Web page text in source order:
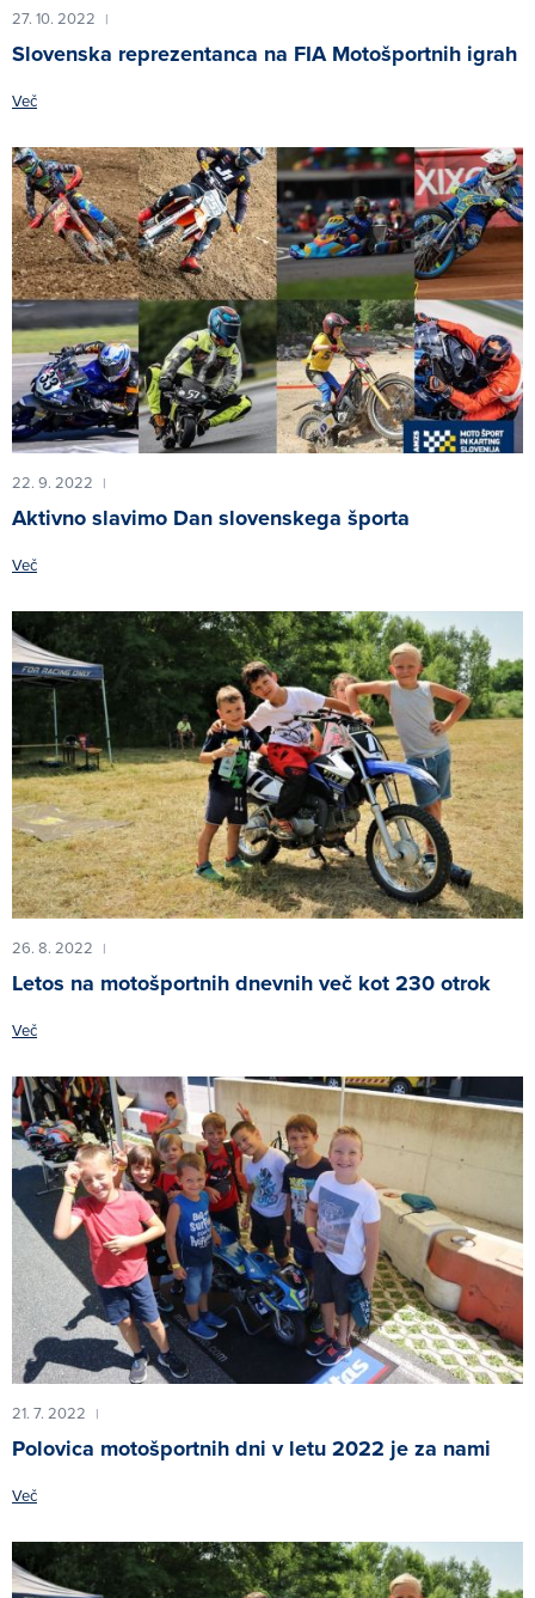
27. 10. 2022 |
Slovenska reprezentanca na FIA Motošportnih igrah
Več
22. 9. 2022 |
Aktivno slavimo Dan slovenskega športa
Več
26. 8. 2022 |
Letos na motošportnih dnevnih več kot 230 otrok
Več
21. 7. 2022 |
Polovica motošportnih dni v letu 2022 je za nami
Več